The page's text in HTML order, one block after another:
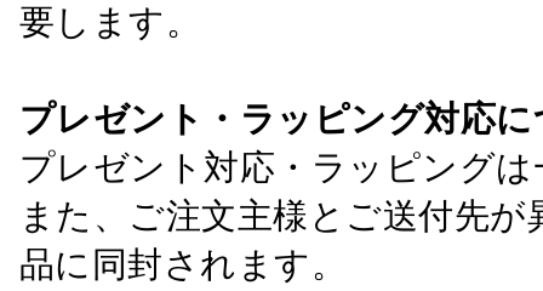
要します。
プレゼント・ラッピング対応
プレゼント対応・ラッピング
また、ご注文主様とご送付先
品に同封されます。